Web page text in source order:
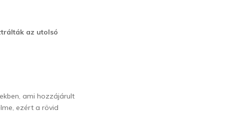
az utolsó
ami hozzájárult
ezért a rövid